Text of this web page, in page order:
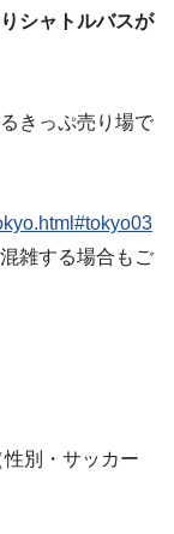
シャトルバスが
きっぷ売り場で
雑する場合もご
別・サッカー